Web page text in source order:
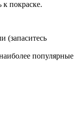
к покраске.
(запаситесь
популярные